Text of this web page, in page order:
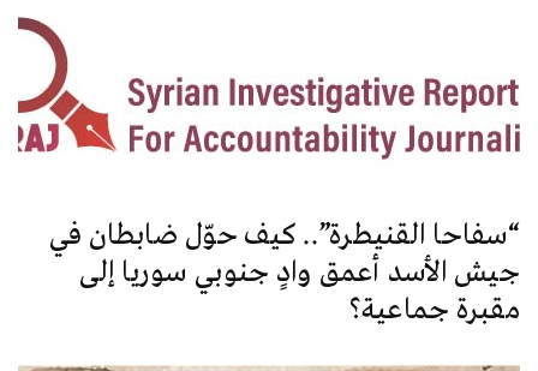
“سفاحا القنيطرة”.. كيف حوّل ضابطان في
جيش الأسد أعمق وادٍ جنوبي سوريا إلى
مقبرة جماعية؟